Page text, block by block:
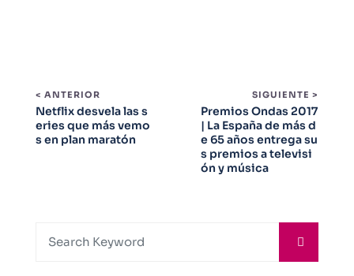
< ANTERIOR
Netflix desvela las s
eries que más vemo
s en plan maratón
SIGUIENTE >
Premios Ondas 2017
| La España de más d
e 65 años entrega su
s premios a televisi
ón y música